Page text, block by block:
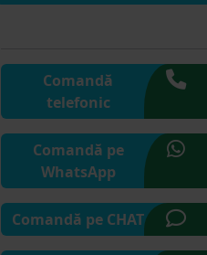
Comandă
telefonic
Comandă pe
WhatsApp
Comandă pe CHAT